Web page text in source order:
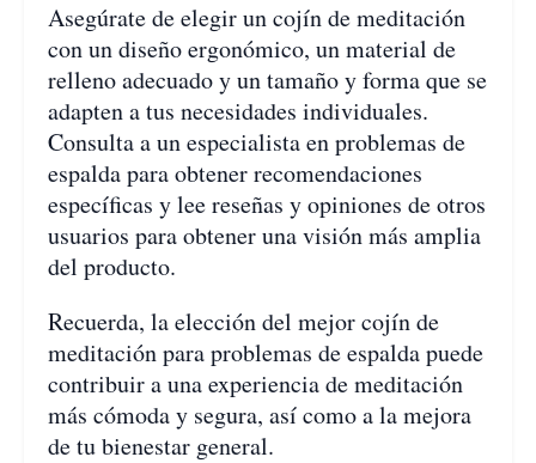
Asegúrate de elegir un cojín de meditación
con un diseño ergonómico, un material de
relleno adecuado y un tamaño y forma que se
adapten a tus necesidades individuales.
Consulta a un especialista en problemas de
espalda para obtener recomendaciones
específicas y lee reseñas y opiniones de otros
usuarios para obtener una visión más amplia
del producto.
Recuerda, la elección del mejor cojín de
meditación para problemas de espalda puede
contribuir a una experiencia de meditación
más cómoda y segura, así como a la mejora
de tu bienestar general.